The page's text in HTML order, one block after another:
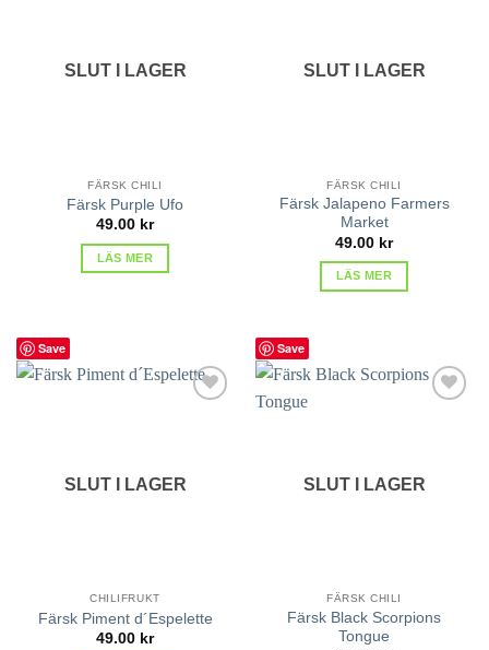
SLUT I LAGER
FÄRSK CHILI
Färsk Purple Ufo
49.00 kr
LÄS MER
SLUT I LAGER
FÄRSK CHILI
Färsk Jalapeno Farmers
Market
49.00 kr
LÄS MER
Save
SLUT I LAGER
CHILIFRUKT
Färsk Piment d´Espelette
49.00 kr
Save
SLUT I LAGER
FÄRSK CHILI
Färsk Black Scorpions
Tongue